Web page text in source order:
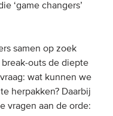
‘game changers’
samen op zoek
break-outs de diepte
wat kunnen we
herpakken? Daarbij
vragen aan de orde: